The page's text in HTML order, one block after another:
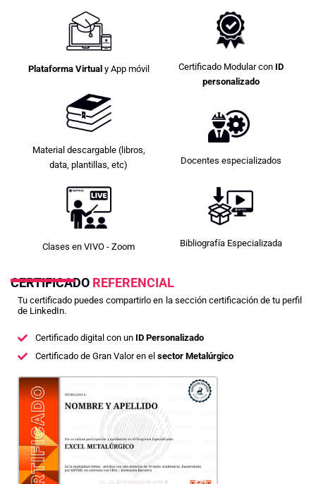
Plataforma Virtual y App móvil
Material descargable (libros,
data, plantillas, etc)
Certificado Modular con ID
personalizado
Docentes especializados
Clases en VIVO - Zoom Bibliografía Especializada
CERTIFICADO REFERENCIAL
Tu certificado puedes compartirlo en la sección certificación de tu perfil
de LinkedIn.
Certificado digital con un ID Personalizado
Certificado de Gran Valor en el sector Metalúrgico